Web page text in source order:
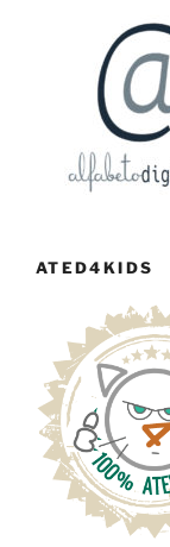
ATED4KIDS